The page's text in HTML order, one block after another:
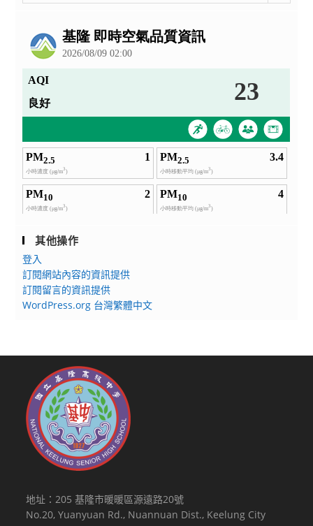
其他操作
登入
訂閱網站內容的資訊提供
訂閱留言的資訊提供
WordPress.org 台灣繁體中文
地址：205 基隆市暖暖區源遠路20號
No.20, Yuanyuan Rd., Nuannuan Dist., Keelung City